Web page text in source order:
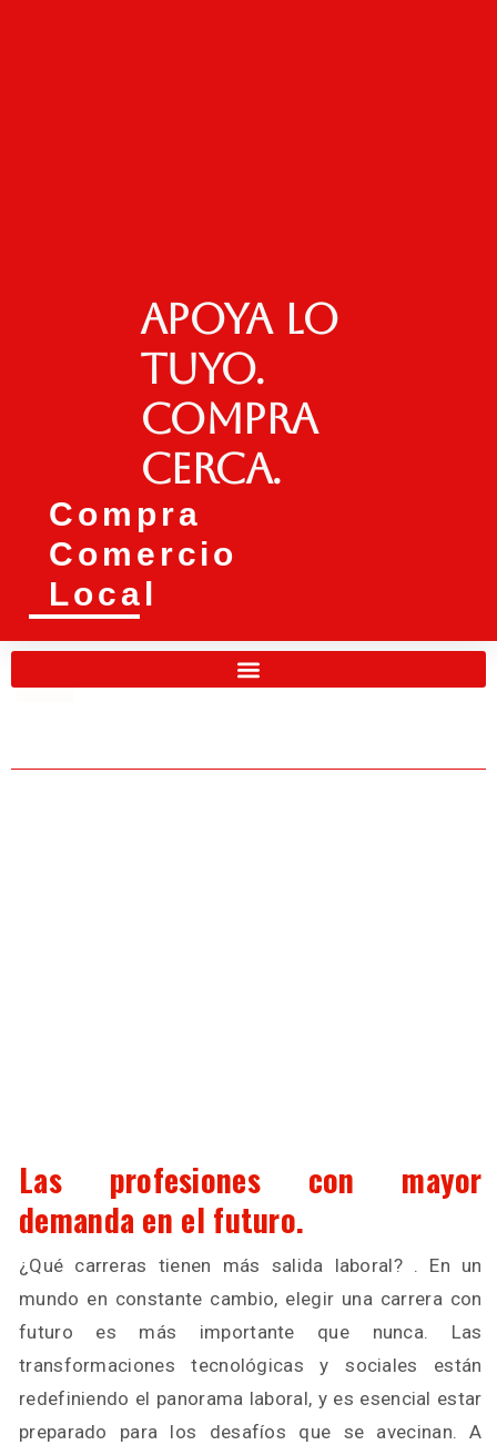
Apoya lo
tuyo.
Compra
cerca.
Compra
Comercio
Local
Las profesiones con mayor
demanda en el futuro.
¿Qué carreras tienen más salida laboral? . En un
mundo en constante cambio, elegir una carrera con
futuro es más importante que nunca. Las
transformaciones tecnológicas y sociales están
redefiniendo el panorama laboral, y es esencial estar
preparado para los desafíos que se avecinan. A